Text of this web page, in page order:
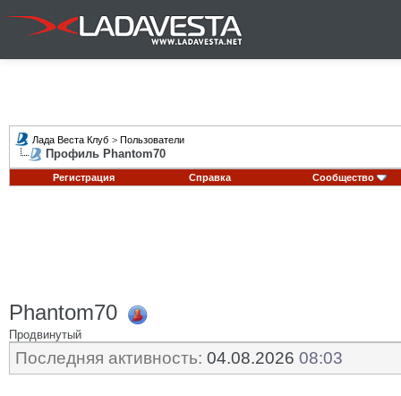
Лада Веста Клуб > Пользователи
Профиль Phantom70
Регистрация Справка Сообщество
Phantom70
Продвинутый
Последняя активность: 04.08.2026 08:03